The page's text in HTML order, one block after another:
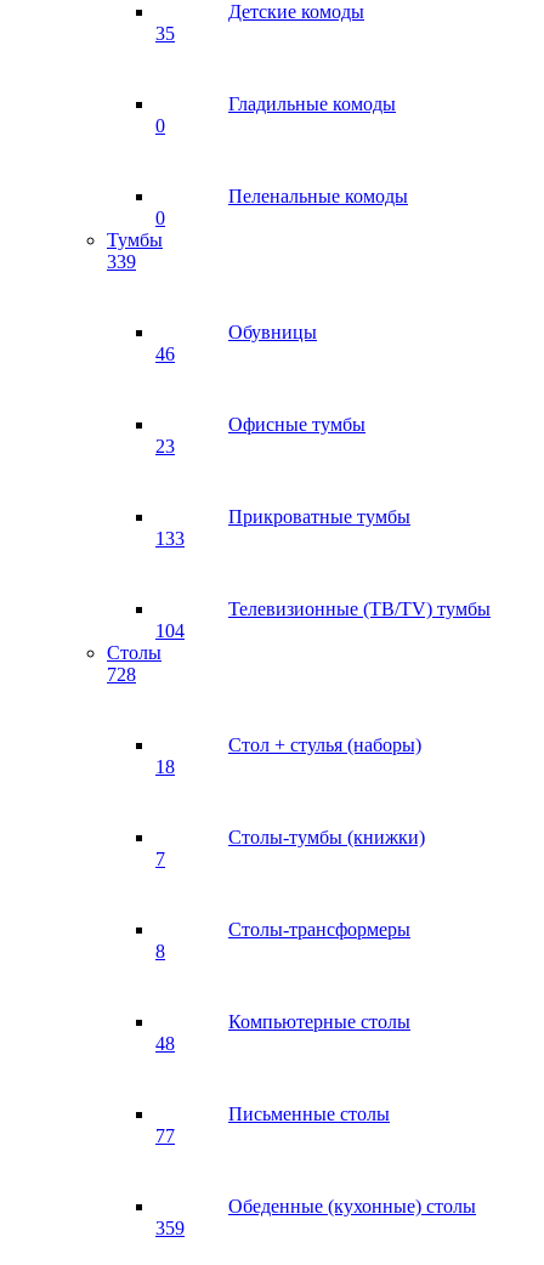
Детские комоды
35
Гладильные комоды
0
Пеленальные комоды
0
Тумбы
339
Обувницы
46
Офисные тумбы
23
Прикроватные тумбы
133
Телевизионные (ТВ/TV) тумбы
104
Столы
728
Стол + стулья (наборы)
18
Столы-тумбы (книжки)
7
Столы-трансформеры
8
Компьютерные столы
48
Письменные столы
77
Обеденные (кухонные) столы
359